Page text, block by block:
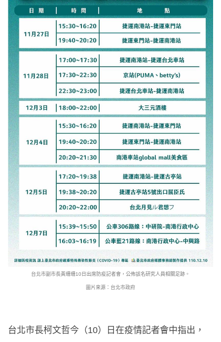
台北市副市長黃珊珊10日出席防疫記者會，公佈該名研究人員相關足跡。
圖片來源：台北市政府
台北市長柯文哲今（10）日在疫情記者會中指出，